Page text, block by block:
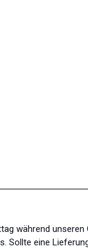
während
Sollte eine